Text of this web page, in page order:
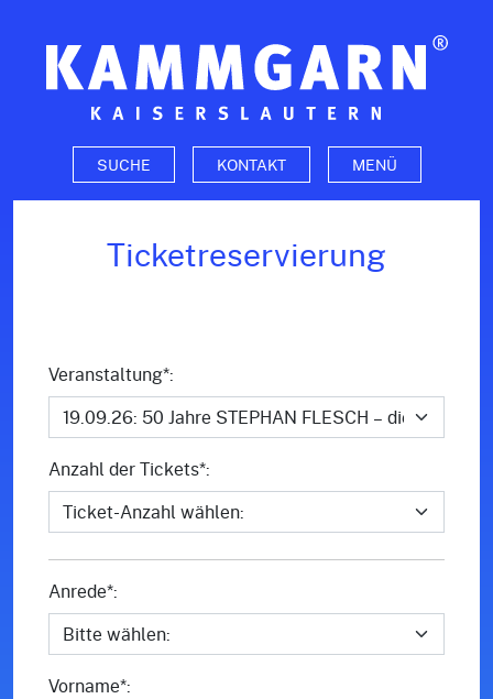
SUCHE KONTAKT MENÜ
Ticketreservierung
Veranstaltung*:
Anzahl der Tickets*:
Anrede*:
Vorname*: